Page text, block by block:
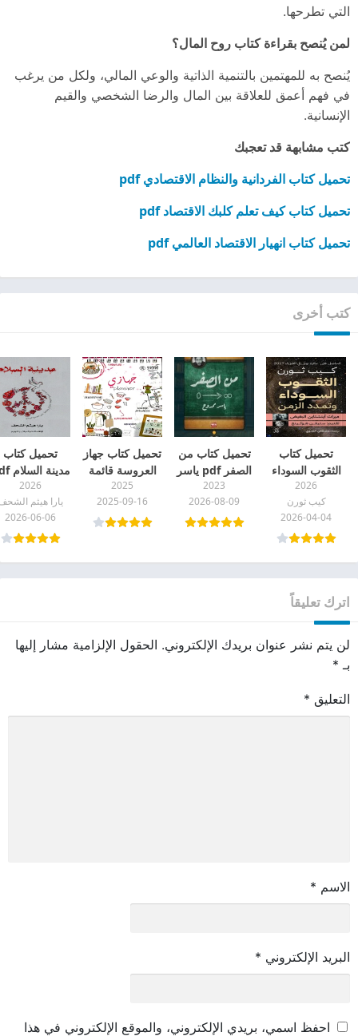
التي تطرحها.
لمن يُنصح بقراءة كتاب روح المال؟
يُنصح به للمهتمين بالتنمية الذاتية والوعي المالي، ولكل من يرغب
في فهم أعمق للعلاقة بين المال والرضا الشخصي والقيم
الإنسانية.
كتب مشابهة قد تعجبك
تحميل كتاب الفردانية والنظام الاقتصادي pdf
تحميل كتاب كيف تعلم كلبك الاقتصاد pdf
تحميل كتاب انهيار الاقتصاد العالمي pdf
كتب أخرى
تحميل كتاب
الثقوب السوداء
وتمدد الزمن pdf
2026
كيب ثورن
2026-04-04
تحميل كتاب من
الصفر pdf ياسر
ممدوح بجودة
عالية
2023
2026-08-09
تحميل كتاب جهاز
العروسة قائمة
من الألف للياء
pdf
2025
2025-09-16
تحميل كتاب
مدينة السلام pdf
2026
يارا هيثم
2026-06-06
اترك تعليقاً
لن يتم نشر عنوان بريدك الإلكتروني. الحقول الإلزامية مشار إليها
بـ *
التعليق *
الاسم *
البريد الإلكتروني *
احفظ اسمي، بريدي الإلكتروني، والموقع الإلكتروني في هذا